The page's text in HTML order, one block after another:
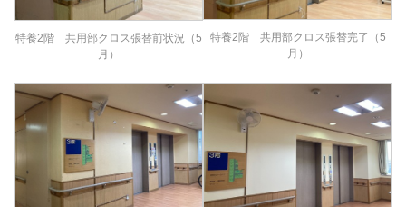
特養2階 共用部クロス張替前状況（5
月）
特養2階 共用部クロス張替完了（5
月）